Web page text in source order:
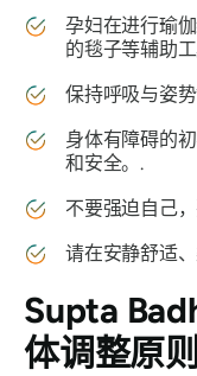
孕妇在进行瑜
的毯子等辅助
保持呼吸与姿
身体有障碍的
和安全。.
不要强迫自己
请在安静舒适
Supta
体调整原则